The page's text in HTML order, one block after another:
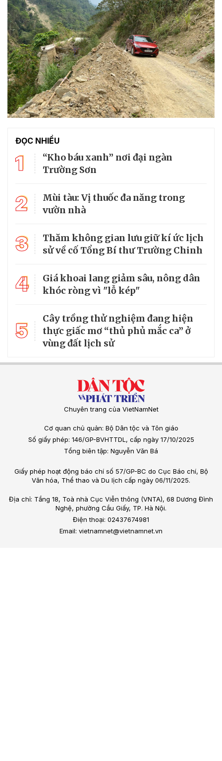
ĐỌC NHIỀU
1
“Kho báu xanh” nơi đại ngàn
Trường Sơn
2
Mùi tàu: Vị thuốc đa năng trong
vườn nhà
3
Thăm không gian lưu giữ kí ức lịch
sử về cố Tổng Bí thư Trường Chinh
4
Giá khoai lang giảm sâu, nông dân
khóc ròng vì "lỗ kép"
5
Cây trồng thử nghiệm đang hiện
thực giấc mơ “thủ phủ mắc ca” ở
vùng đất lịch sử
Chuyên trang của VietNamNet
Cơ quan chủ quản: Bộ Dân tộc và Tôn giáo
Số giấy phép: 146/GP-BVHTTDL, cấp ngày 17/10/2025
Tổng biên tập: Nguyễn Văn Bá
Giấy phép hoạt động báo chí số 57/GP-BC do Cục Báo chí, Bộ
Văn hóa, Thể thao và Du lịch cấp ngày 06/11/2025.
Địa chỉ: Tầng 18, Toà nhà Cục Viễn thông (VNTA), 68 Dương Đình
Nghệ, phường Cầu Giấy, TP. Hà Nội.
Điện thoại: 02437674981
Email: vietnamnet@vietnamnet.vn